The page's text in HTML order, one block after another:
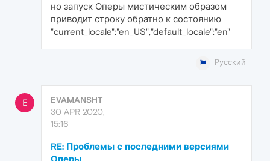
но запуск Оперы мистическим образом
приводит строку обратно к состоянию
"current_locale":"en_US","default_locale":"en"
Русский
E
EVAMANSHT
30 APR 2020,
15:16
RE: Проблемы с последними версиями
Оперы